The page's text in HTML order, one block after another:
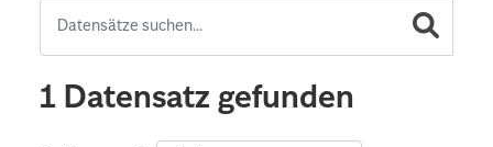
1 Datensatz gefunden